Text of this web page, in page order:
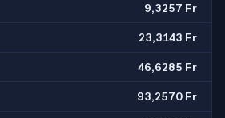
9,3257 Fr
23,3143 Fr
46,6285 Fr
93,2570 Fr